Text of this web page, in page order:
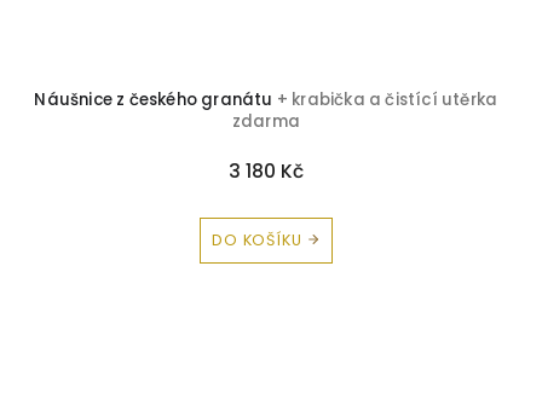
Náušnice z českého granátu + krabička a čistící utěrka
zdarma
3 180 Kč
DO KOŠÍKU